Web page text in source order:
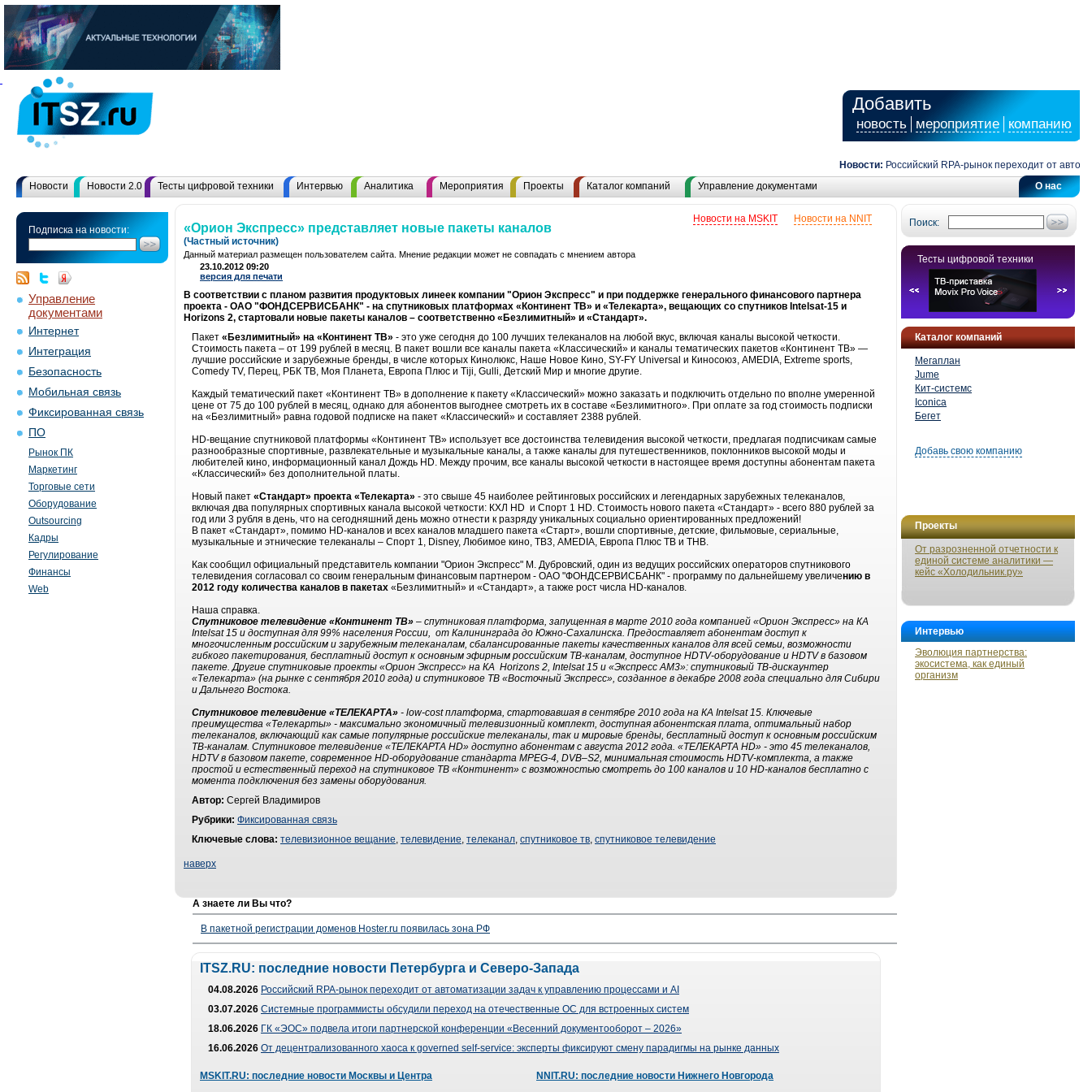
Добавить
новость мероприятие компанию
Новости: Российский RPA-рынок переходит от
О нас
Новости Новости 2.0 Тесты цифровой техники Интервью Аналитика Мероприятия Проекты Каталог компаний Управление документами
Подписка на новости:
Управление
документами
Интернет
Интеграция
Безопасность
Мобильная связь
Фиксированная связь
ПО
Рынок ПК
Маркетинг
Торговые сети
Оборудование
Outsourcing
Кадры
Регулирование
Финансы
Web
Поиск:
Тесты цифровой техники
Каталог компаний
Мегаплан
Jume
Кит-системс
Iconica
Бегет
Добавь свою компанию
Проекты
От разрозненной отчетности к
единой системе аналитики —
кейс «Холодильник.ру»
Интервью
Эволюция партнерства:
экосистема, как единый
организм
Новости на NNIT
Новости на MSKIT
«Орион Экспресс» представляет новые пакеты каналов
(Частный источник)
Данный материал размещен пользователем сайта. Мнение редакции может не совпадать с мнением автора
23.10.2012 09:20
версия для печати
В соответствии с планом развития продуктовых линеек компании "Орион Экспресс" и при поддержке генерального финансового партнера
проекта - ОАО "ФОНДСЕРВИСБАНК" - на спутниковых платформах «Континент ТВ» и «Телекарта», вещающих со спутников Intelsat-15 и
Horizons 2, стартовали новые пакеты каналов – соответственно «Безлимитный» и «Стандарт».
Пакет «Безлимитный» на «Континент ТВ» - это уже сегодня до 100 лучших телеканалов на любой вкус, включая каналы высокой четкости.
Стоимость пакета – от 199 рублей в месяц. В пакет вошли все каналы пакета «Классический» и каналы тематических пакетов «Континент ТВ» —
лучшие российские и зарубежные бренды, в числе которых Кинолюкс, Наше Новое Кино, SY-FY Universal и Киносоюз, AMEDIA, Extreme sports,
Comedy TV, Перец, РБК ТВ, Моя Планета, Европа Плюс и Tiji, Gulli, Детский Мир и многие другие.
Каждый тематический пакет «Континент ТВ» в дополнение к пакету «Классический» можно заказать и подключить отдельно по вполне умеренной
цене от 75 до 100 рублей в месяц, однако для абонентов выгоднее смотреть их в составе «Безлимитного». При оплате за год стоимость подписки
на «Безлимитный» равна годовой подписке на пакет «Классический» и составляет 2388 рублей.
HD-вещание спутниковой платформы «Континент ТВ» использует все достоинства телевидения высокой четкости, предлагая подписчикам самые
разнообразные спортивные, развлекательные и музыкальные каналы, а также каналы для путешественников, поклонников высокой моды и
любителей кино, информационный канал Дождь HD. Между прочим, все каналы высокой четкости в настоящее время доступны абонентам пакета
«Классический» без дополнительной платы.
Новый пакет «Стандарт» проекта «Телекарта» - это свыше 45 наиболее рейтинговых российских и легендарных зарубежных телеканалов,
включая два популярных спортивных канала высокой четкости: КХЛ HD и Спорт 1 HD. Стоимость нового пакета «Стандарт» - всего 880 рублей за
год или 3 рубля в день, что на сегодняшний день можно отнести к разряду уникальных социально ориентированных предложений!
В пакет «Стандарт», помимо HD-каналов и всех каналов младшего пакета «Старт», вошли спортивные, детские, фильмовые, сериальные,
музыкальные и этнические телеканалы – Спорт 1, Disney, Любимое кино, ТВ3, AMEDIA, Европа Плюс ТВ и ТНВ.
Как сообщил официальный представитель компании "Орион Экспресс" М. Дубровский, один из ведущих российских операторов спутникового
телевидения согласовал со своим генеральным финансовым партнером - ОАО "ФОНДСЕРВИСБАНК" - программу по дальнейшему увеличению в
2012 году количества каналов в пакетах «Безлимитный» и «Стандарт», а также рост числа HD-каналов.
Наша справка.
Спутниковое телевидение «Континент ТВ» – спутниковая платформа, запущенная в марте 2010 года компанией «Орион Экспресс» на КА
Intelsat 15 и доступная для 99% населения России, от Калининграда до Южно-Сахалинска. Предоставляет абонентам доступ к
многочисленным российским и зарубежным телеканалам, сбалансированные пакеты качественных каналов для всей семьи, возможности
гибкого пакетирования, бесплатный доступ к основным эфирным российским ТВ-каналам, доступное HDTV-оборудование и HDTV в базовом
пакете. Другие спутниковые проекты «Орион Экспресс» на КА Horizons 2, Intelsat 15 и «Экспресс АМ3»: спутниковый ТВ-дискаунтер
«Телекарта» (на рынке с сентября 2010 года) и спутниковое ТВ «Восточный Экспресс», созданное в декабре 2008 года специально для Сибири
и Дальнего Востока.
Спутниковое телевидение «ТЕЛЕКАРТА» - low-cost платформа, стартовавшая в сентябре 2010 года на КА Intelsat 15. Ключевые
преимущества «Телекарты» - максимально экономичный телевизионный комплект, доступная абонентская плата, оптимальный набор
телеканалов, включающий как самые популярные российские телеканалы, так и мировые бренды, бесплатный доступ к основным российским
ТВ-каналам. Спутниковое телевидение «ТЕЛЕКАРТА HD» доступно абонентам с августа 2012 года. «ТЕЛЕКАРТА HD» - это 45 телеканалов,
HDTV в базовом пакете, современное HD-оборудование стандарта MPEG-4, DVB–S2, минимальная стоимость HDTV-комплекта, а также
простой и естественный переход на спутниковое ТВ «Континент» с возможностью смотреть до 100 каналов и 10 HD-каналов бесплатно с
момента подключения без замены оборудования.
Автор: Сергей Владимиров
Рубрики: Фиксированная связь
Ключевые слова: телевизионное вещание, телевидение, телеканал, спутниковое тв, спутниковое телевидение
наверх
А знаете ли Вы что?
В пакетной регистрации доменов Hoster.ru появилась зона РФ
ITSZ.RU: последние новости Петербурга и Северо-Запада
04.08.2026 Российский RPA-рынок переходит от автоматизации задач к управлению процессами и AI
03.07.2026 Системные программисты обсудили переход на отечественные ОС для встроенных систем
18.06.2026 ГК «ЭОС» подвела итоги партнерской конференции «Весенний документооборот – 2026»
16.06.2026 От децентрализованного хаоса к governed self-service: эксперты фиксируют смену парадигмы на рынке данных
MSKIT.RU: последние новости Москвы и Центра NNIT.RU: последние новости Нижнего Новгорода